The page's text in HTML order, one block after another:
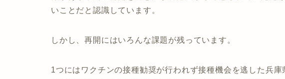
いことだと認識しています。
しかし、再開にはいろんな課題が残っています。
1つにはワクチンの接種勧奨が行われず接種機会を逃した兵